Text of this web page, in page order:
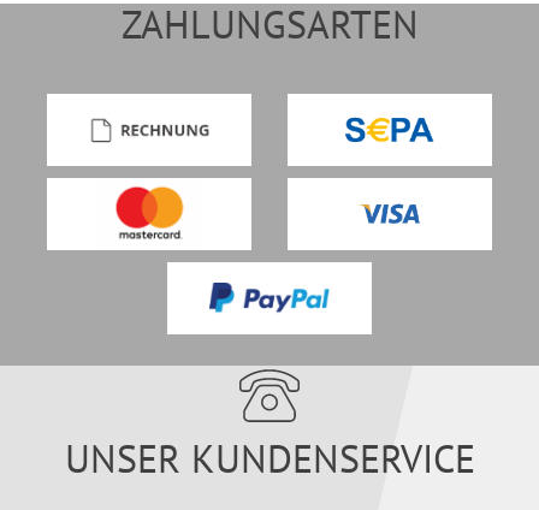
ZAHLUNGSARTEN
UNSER KUNDENSERVICE